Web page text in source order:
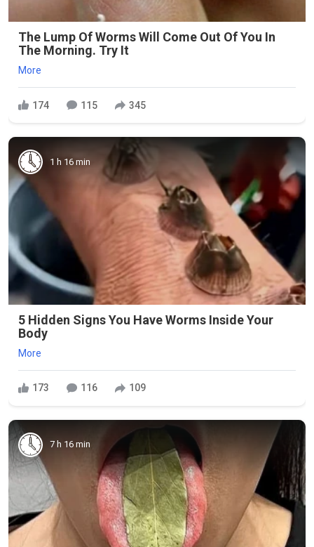
The Lump Of Worms Will Come Out Of You In
The Morning. Try It
More
174 115 345
1 h 16 min
5 Hidden Signs You Have Worms Inside Your
Body
More
173 116 109
7 h 16 min